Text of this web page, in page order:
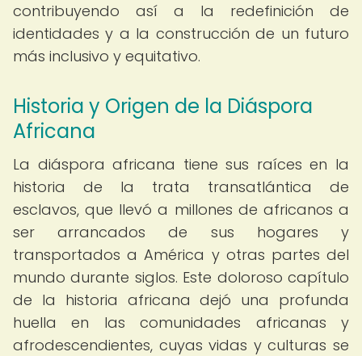
contribuyendo así a la redefinición de
identidades y a la construcción de un futuro
más inclusivo y equitativo.
Historia y Origen de la Diáspora
Africana
La diáspora africana tiene sus raíces en la
historia de la trata transatlántica de
esclavos, que llevó a millones de africanos a
ser arrancados de sus hogares y
transportados a América y otras partes del
mundo durante siglos. Este doloroso capítulo
de la historia africana dejó una profunda
huella en las comunidades africanas y
afrodescendientes, cuyas vidas y culturas se